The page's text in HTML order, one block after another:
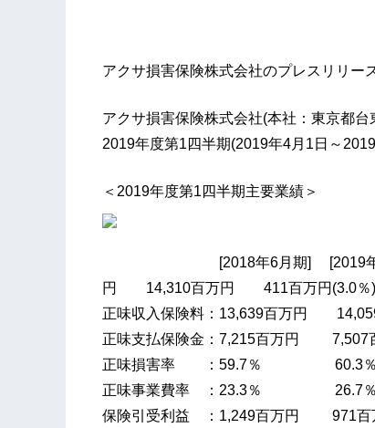
アクサ損害保険株式会社のプレスリリー
アクサ損害保険株式会社(本社：東京都
2019年度第1四半期(2019年4月1日～
＜2019年度第1四半期主要業績＞
[2018年6月期] [2019年6月期] [
円 14,310百万円 411百万円(3.0％)
正味収入保険料：13,639百万円
正味支払保険金：7,215百万円
正味損害率 ：59.7％
正味事業費率 ：23.3％
保険引受利益 ：1,249百万円